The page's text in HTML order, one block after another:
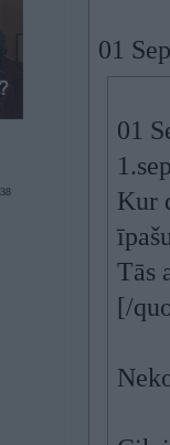
01
01
Kur
Tās
[/